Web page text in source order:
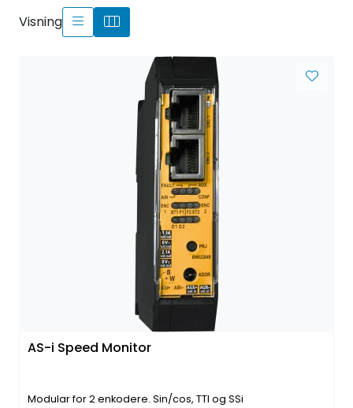
Visning
AS-i Speed Monitor
Modular for 2 enkodere. Sin/cos, TTl og SSi